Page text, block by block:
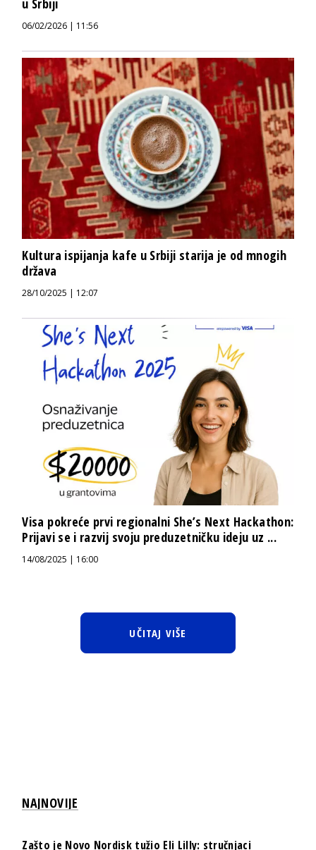
06/02/2026 | 11:56
Kultura ispijanja kafe u Srbiji starija je od mnogih
država
28/10/2025 | 12:07
Visa pokreće prvi regionalni She’s Next Hackathon:
Prijavi se i razvij svoju preduzetničku ideju uz ...
14/08/2025 | 16:00
UČITAJ VIŠE
NAJNOVIJE
Zašto je Novo Nordisk tužio Eli Lilly: stručnjaci